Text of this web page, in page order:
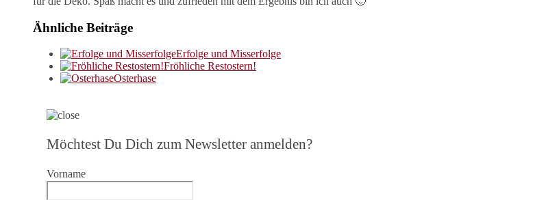
Ähnliche Beiträge
Erfolge und Misserfolge
Fröhliche Restostern!
Osterhase
Möchtest Du Dich zum Newsletter anmelden?
Vorname